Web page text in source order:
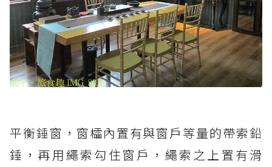
平衡錘窗，窗櫺內置有與窗戶等量的帶索鉛
錘，再用繩索勾住窗戶，繩索之上置有滑